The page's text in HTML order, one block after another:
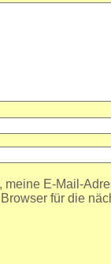
meine E-Mail-
für die